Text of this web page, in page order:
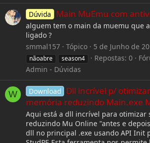
Dúvida Main MuEmu com
alguem tem o main da muemu que
ligado ?
smmal157
Tópico 5 de Junho de
nãoabre
season4 Repostas: 0
Admin - Dúvidas
W Download Dll incrível p/
memória reduzindo Main.exe
Aqui está a dll incrível para otimizar
reduzindo Mu Online "antes e
dll no principal .exe usando API Init